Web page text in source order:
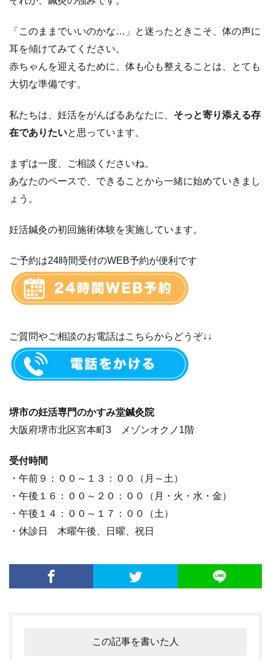
「このままでいいのかな…」と迷ったときこそ、体の声に
耳を傾けてみてください。
赤ちゃんを迎えるために、体も心も整えることは、とても
大切な準備です。
私たちは、妊活をがんばるあなたに、 そっと寄り添える存
在でありたいと思っています。
まずは一度、ご相談くださいね。
あなたのペースで、できることから一緒に始めていきまし
ょう。
妊活鍼灸の初回施術体験を実施しています。
ご予約は24時間受付のWEB予約が便利です
ご質問やご相談のお電話はこちらからどうぞ↓↓
堺市の妊活専門のかすみ堂鍼灸院
大阪府堺市北区宮本町3 メゾンオクノ1階
受付時間
・午前９：００～１３：００（月～土）
・午後１６：００～２０：００（月・火・水・金）
・午後１４：００～１７：００（土）
・休診日 木曜午後、日曜、祝日
この記事を書いた人